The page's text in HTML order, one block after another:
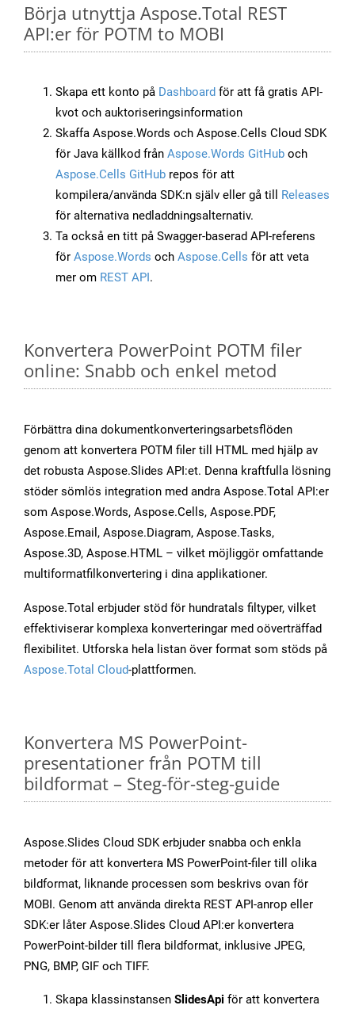
Börja utnyttja Aspose.Total REST
API:er för POTM to MOBI
Skapa ett konto på Dashboard för att få gratis API-
kvot och auktoriseringsinformation
Skaffa Aspose.Words och Aspose.Cells Cloud SDK
för Java källkod från Aspose.Words GitHub och
Aspose.Cells GitHub repos för att
kompilera/använda SDK:n själv eller gå till Releases
för alternativa nedladdningsalternativ.
Ta också en titt på Swagger-baserad API-referens
för Aspose.Words och Aspose.Cells för att veta
mer om REST API.
Konvertera PowerPoint POTM filer
online: Snabb och enkel metod
Förbättra dina dokumentkonverteringsarbetsflöden
genom att konvertera POTM filer till HTML med hjälp av
det robusta Aspose.Slides API:et. Denna kraftfulla lösning
stöder sömlös integration med andra Aspose.Total API:er
som Aspose.Words, Aspose.Cells, Aspose.PDF,
Aspose.Email, Aspose.Diagram, Aspose.Tasks,
Aspose.3D, Aspose.HTML – vilket möjliggör omfattande
multiformatfilkonvertering i dina applikationer.
Aspose.Total erbjuder stöd för hundratals filtyper, vilket
effektiviserar komplexa konverteringar med oöverträffad
flexibilitet. Utforska hela listan över format som stöds på
Aspose.Total Cloud-plattformen.
Konvertera MS PowerPoint-
presentationer från POTM till
bildformat – Steg-för-steg-guide
Aspose.Slides Cloud SDK erbjuder snabba och enkla
metoder för att konvertera MS PowerPoint-filer till olika
bildformat, liknande processen som beskrivs ovan för
MOBI. Genom att använda direkta REST API-anrop eller
SDK:er låter Aspose.Slides Cloud API:er konvertera
PowerPoint-bilder till flera bildformat, inklusive JPEG,
PNG, BMP, GIF och TIFF.
Skapa klassinstansen SlidesApi för att konvertera